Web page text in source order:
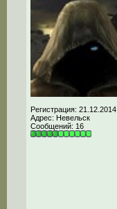
Регистрация: 21.12.2014
Адрес: Невельск
Сообщений: 16